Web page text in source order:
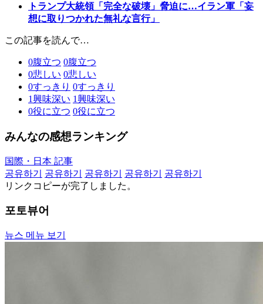
トランプ大統領「完全な破壊」脅迫に…イラン軍「妄
想に取りつかれた無礼な言行」
この記事を読んで…
0腹立つ 0腹立つ
0悲しい 0悲しい
0すっきり 0すっきり
1興味深い 1興味深い
0役に立つ 0役に立つ
みんなの感想ランキング
国際・日本 記事
공유하기
공유하기 공유하기 공유하기
공유하기
リンクコピーが完了しました。
포토뷰어
뉴스 메뉴 보기